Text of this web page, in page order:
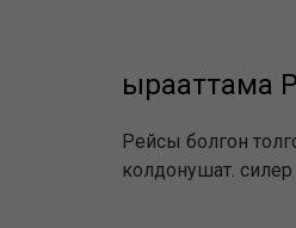
ырааттама
Рейсы болгон
колдонушат.